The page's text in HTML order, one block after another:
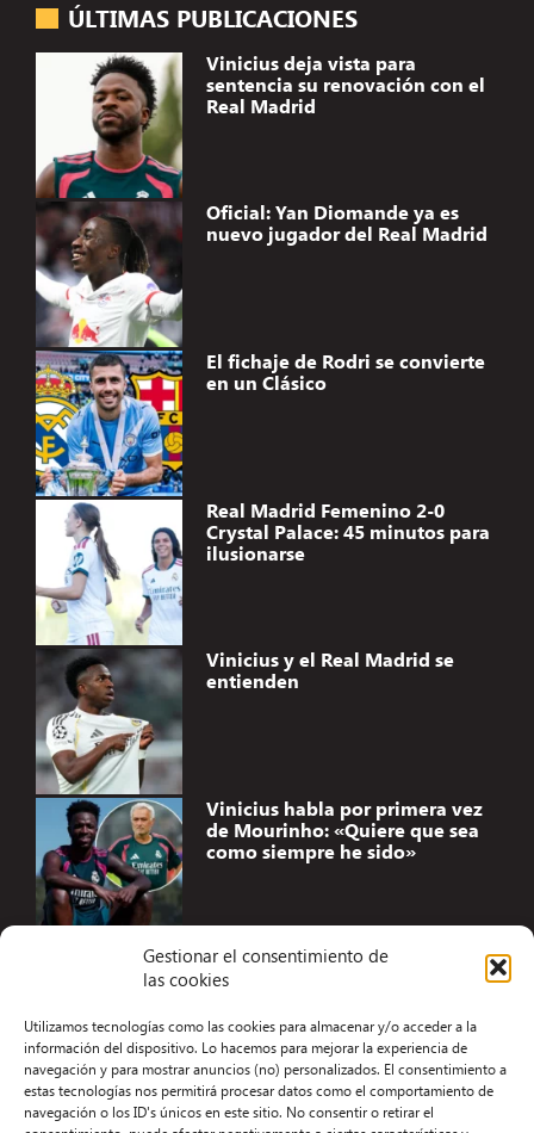
Gestionar el consentimiento de
las cookies
Utilizamos tecnologías como las cookies para almacenar y/o acceder a la
información del dispositivo. Lo hacemos para mejorar la experiencia de
navegación y para mostrar anuncios (no) personalizados. El consentimiento a
estas tecnologías nos permitirá procesar datos como el comportamiento de
navegación o los ID's únicos en este sitio. No consentir o retirar el
ÚLTIMAS PUBLICACIONES
Vinicius deja vista para
sentencia su renovación con el
Real Madrid
Oficial: Yan Diomande ya es
nuevo jugador del Real Madrid
El fichaje de Rodri se convierte
en un Clásico
Real Madrid Femenino 2-0
Crystal Palace: 45 minutos para
ilusionarse
Vinicius y el Real Madrid se
entienden
Vinicius habla por primera vez
de Mourinho: «Quiere que sea
como siempre he sido»
Aviso Legal
Términos y condiciones
Política de privacidad